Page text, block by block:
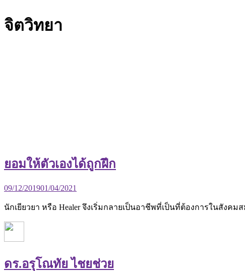
จิตวิทยา
ยอมให้ตัวเองได้ถูกฝึก
09/12/201901/04/2021
นักเยียวยา หรือ Healer จึงเริ่มกลายเป็นอาชีพที่เป็นที่ต้องการในสังคม
ดร.อรุโณทัย ไชยช่วย